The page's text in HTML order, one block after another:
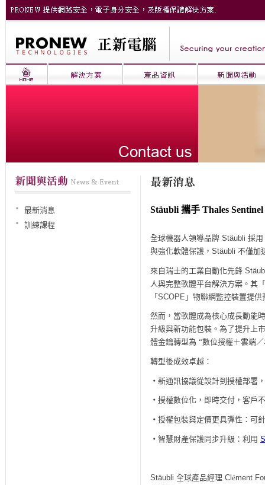
最新消息
訓練課程
Stäubli 攜手 Thales
全球機器人領導品牌 Stäubli 採用
與強化軟體保護， Stäubli 不僅加
來自瑞士的工業自動化先鋒
人與完整軟體平台解決方案。其「
「SCOPE 」物聯網監控裝置提
然而，當軟體成為核心成長動能
升級與新功能包裝。為了提升上
體金鑰轉型為 “數位授權＋雲端
轉型後成效卓越：
‧ 新通訊協議從設計到授權部署
‧ 授權數位化，即時交付，客戶
‧ 授權包裝與定價更具彈性：可
‧ 智慧財產保護同步升級：利用
Stäubli 全球產品經理 Cl ément